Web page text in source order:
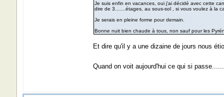
Je suis enfin en vacances, oui j'ai décidé avec cette
dire de 3.......étages, au sous-sol , si vous voulez à la
Je serais en pleine forme pour demain.
Bonne nuit bien chaude à tous, non sauf pour les
Et dire qu'il y a une dizaine de jours nous
Quand on voit aujourd'hui ce qui si